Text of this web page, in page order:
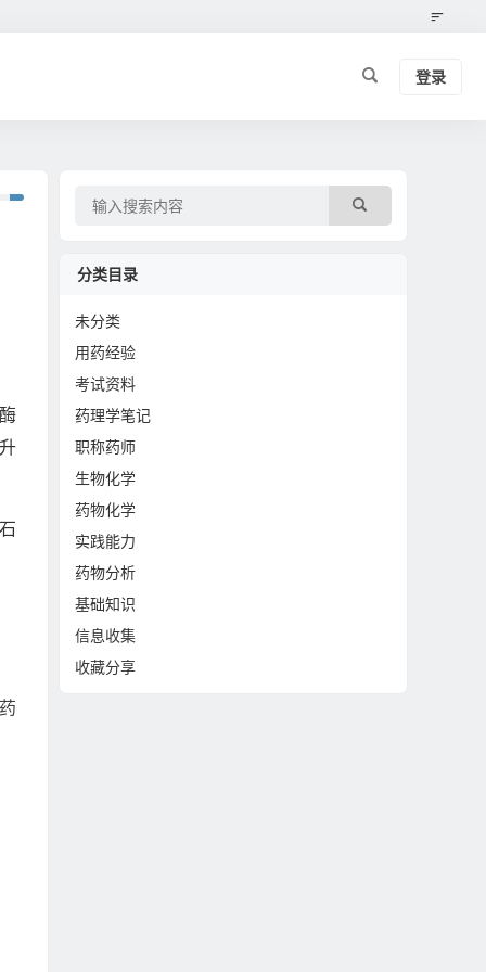
登录
分类目录
未分类
用药经验
考试资料
药理学笔记
职称药师
生物化学
药物化学
实践能力
药物分析
基础知识
信息收集
收藏分享